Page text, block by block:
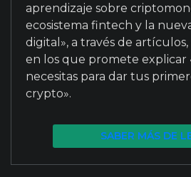
aprendizaje sobre
ecosistema fintech y la
digital», a través de
en los que promete explicar
necesitas para dar tus
crypto».
SABER MÁS DE